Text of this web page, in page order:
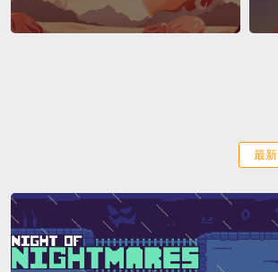
最新